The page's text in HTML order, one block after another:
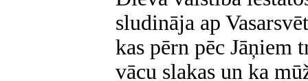
sludināja ap
kas pērn pēc Jāņiem
vācu slakas un ka